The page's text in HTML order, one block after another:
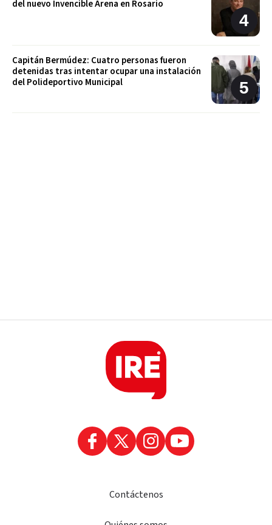
del nuevo Invencible Arena en Rosario
Capitán Bermúdez: Cuatro personas fueron
detenidas tras intentar ocupar una instalación
del Polideportivo Municipal
Contáctenos